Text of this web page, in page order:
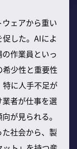
ェアから重い
した。AIによ
作業員といっ
少性と重要性
に人手不足が
者が仕事を選
が見られる。
社会から、製